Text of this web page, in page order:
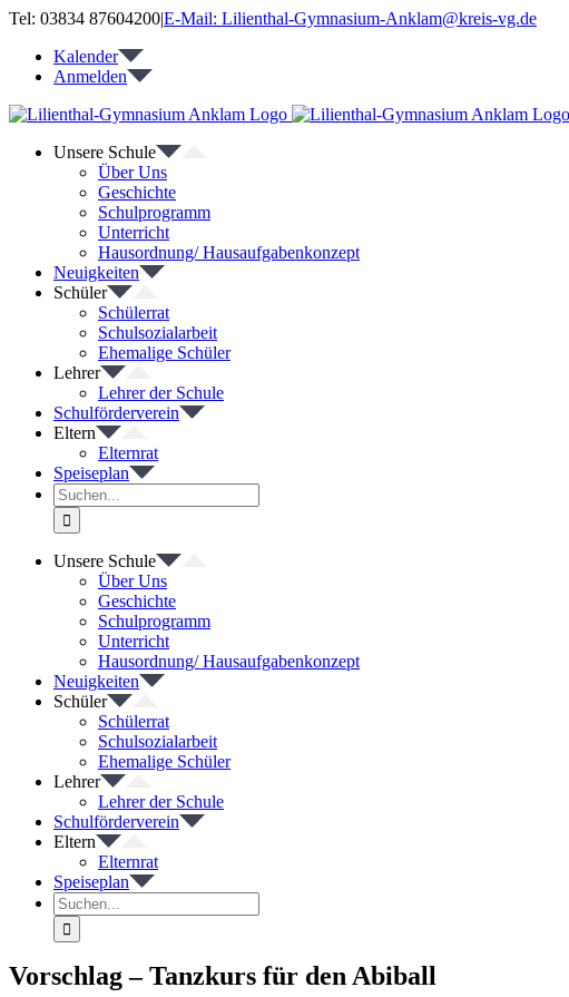
Zum
springen
Tel: 03834 87604200|E-Mail: Lilienthal-Gymnasium-Anklam@kreis-vg.de
Kalender
Anmelden
Unsere Schule
Über Uns
Geschichte
Schulprogramm
Unterricht
Hausordnung/ Hausaufgabenkonzept
Neuigkeiten
Schüler
Schülerrat
Schulsozialarbeit
Ehemalige Schüler
Lehrer
Lehrer der Schule
Schulförderverein
Eltern
Elternrat
Speiseplan
Suche
nach:
Unsere Schule
Über Uns
Geschichte
Schulprogramm
Unterricht
Hausordnung/ Hausaufgabenkonzept
Neuigkeiten
Schüler
Schülerrat
Schulsozialarbeit
Ehemalige Schüler
Lehrer
Lehrer der Schule
Schulförderverein
Eltern
Elternrat
Speiseplan
Suche
nach:
Vorschlag – Tanzkurs für den Abiball